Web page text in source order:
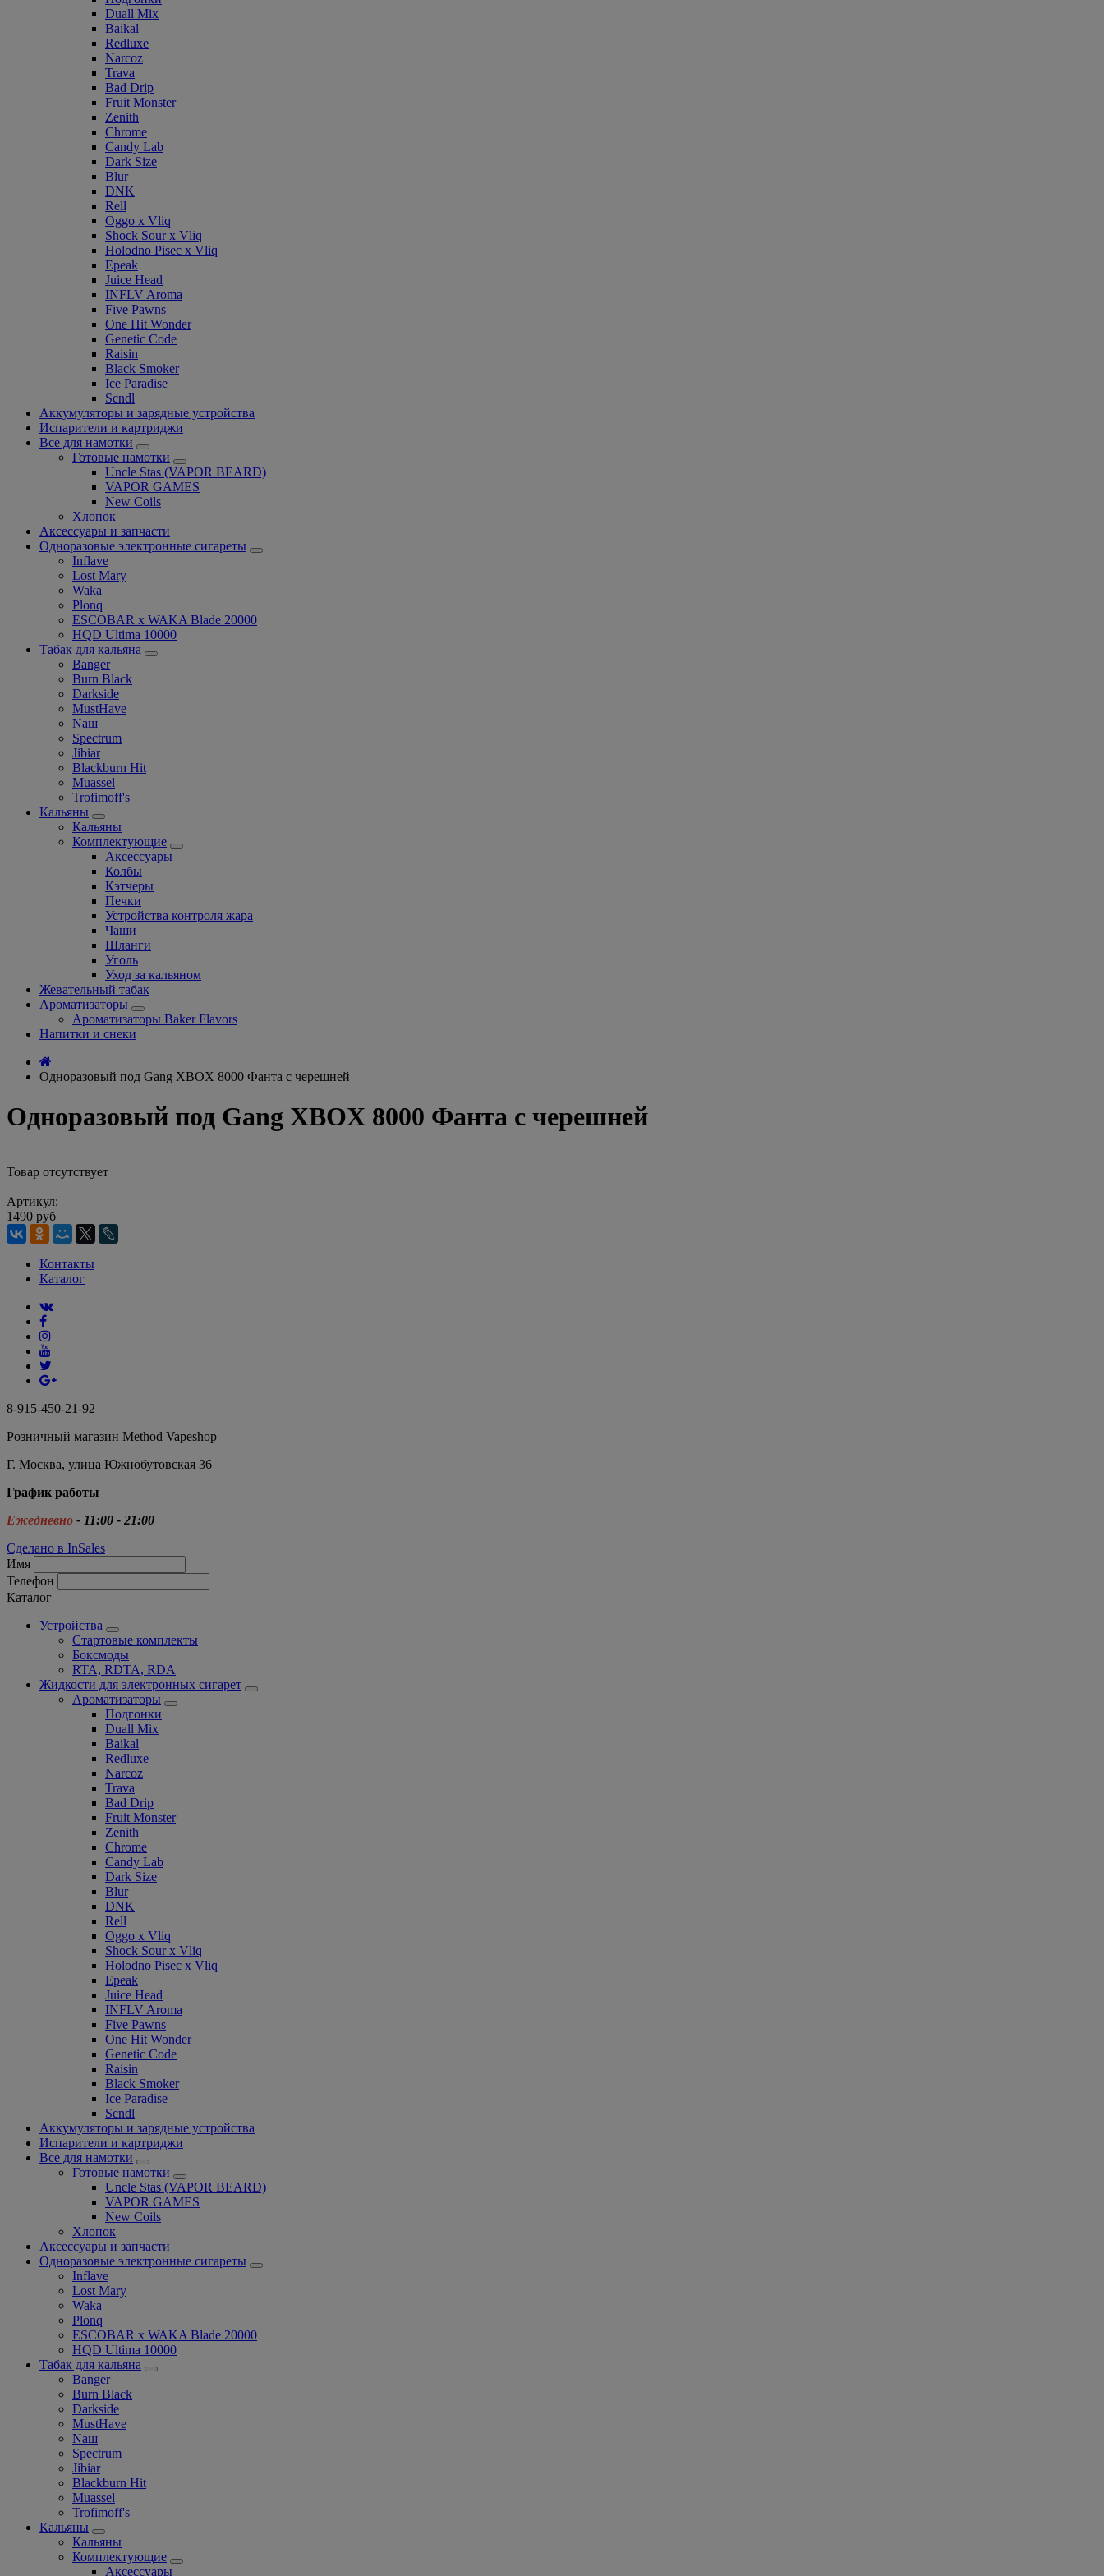
Duall Mix
Baikal
Redluxe
Narcoz
Trava
Bad Drip
Fruit Monster
Zenith
Chrome
Candy Lab
Dark Size
Blur
DNK
Rell
Oggo x Vliq
Shock Sour x Vliq
Holodno Pisec x Vliq
Epeak
Juice Head
INFLV Aroma
Five Pawns
One Hit Wonder
Genetic Code
Raisin
Black Smoker
Ice Paradise
Scndl
Аккумуляторы и зарядные устройства
Испарители и картриджи
Все для намотки
Готовые намотки
Uncle Stas (VAPOR BEARD)
VAPOR GAMES
New Coils
Хлопок
Аксессуары и запчасти
Одноразовые электронные сигареты
Inflave
Lost Mary
Waka
Plonq
ESCOBAR x WAKA Blade 20000
HQD Ultima 10000
Табак для кальяна
Banger
Burn Black
Darkside
MustHave
Nаш
Spectrum
Jibiar
Blackburn Hit
Muassel
Trofimoff's
Кальяны
Кальяны
Комплектующие
Аксессуары
Колбы
Кэтчеры
Печки
Устройства контроля жара
Чаши
Шланги
Уголь
Уход за кальяном
Жевательный табак
Ароматизаторы
Ароматизаторы Baker Flavors
Напитки и снеки
Одноразовый под Gang XBOX 8000 Фанта с черешней
Одноразовый под Gang XBOX 8000 Фанта с черешней
Товар отсутствует
Артикул:
1490 руб
Контакты
Каталог
8-915-450-21-92
Розничный магазин Method Vapeshop
Г. Москва, улица Южнобутовская 36
График работы
Ежедневно - 11:00 - 21:00
Сделано в InSales
Имя
Телефон
Каталог
Устройства
Стартовые комплекты
Боксмоды
RTA, RDTA, RDA
Жидкости для электронных сигарет
Ароматизаторы
Подгонки
Duall Mix
Baikal
Redluxe
Narcoz
Trava
Bad Drip
Fruit Monster
Zenith
Chrome
Candy Lab
Dark Size
Blur
DNK
Rell
Oggo x Vliq
Shock Sour x Vliq
Holodno Pisec x Vliq
Epeak
Juice Head
INFLV Aroma
Five Pawns
One Hit Wonder
Genetic Code
Raisin
Black Smoker
Ice Paradise
Scndl
Аккумуляторы и зарядные устройства
Испарители и картриджи
Все для намотки
Готовые намотки
Uncle Stas (VAPOR BEARD)
VAPOR GAMES
New Coils
Хлопок
Аксессуары и запчасти
Одноразовые электронные сигареты
Inflave
Lost Mary
Waka
Plonq
ESCOBAR x WAKA Blade 20000
HQD Ultima 10000
Табак для кальяна
Banger
Burn Black
Darkside
MustHave
Nаш
Spectrum
Jibiar
Blackburn Hit
Muassel
Trofimoff's
Кальяны
Кальяны
Комплектующие
Аксессуары